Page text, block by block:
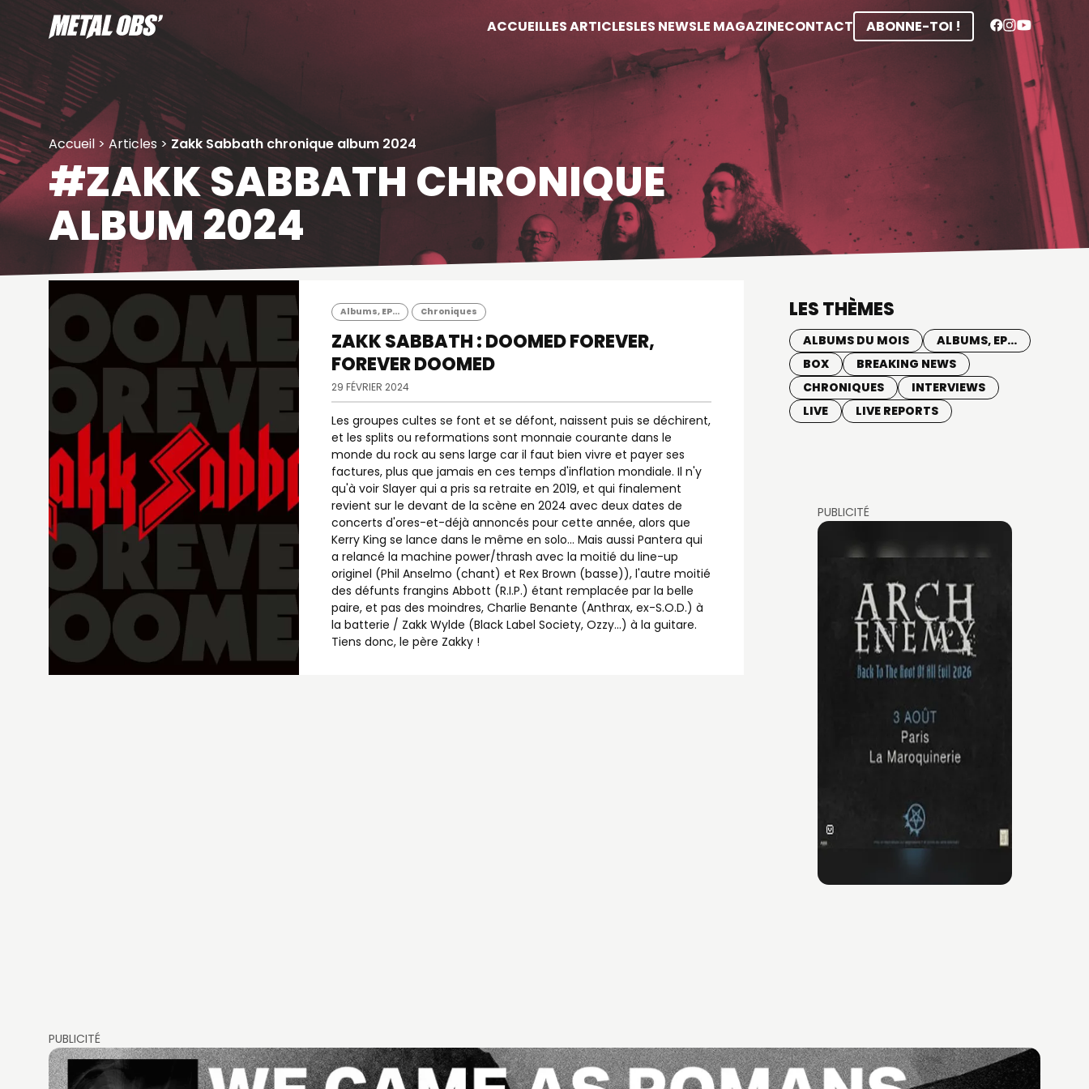
contenu
ACCUEILLES ARTICLESLES NEWSLE MAGAZINECONTACT ABONNE-TOI !
Accueil > Articles > Zakk Sabbath chronique album 2024
#ZAKK SABBATH CHRONIQUE
ALBUM 2024
Albums, EP... Chroniques
ZAKK SABBATH : DOOMED FOREVER,
FOREVER DOOMED
29 FÉVRIER 2024
Les groupes cultes se font et se défont, naissent puis se déchirent,
et les splits ou reformations sont monnaie courante dans le
monde du rock au sens large car il faut bien vivre et payer ses
factures, plus que jamais en ces temps d'inflation mondiale. Il n'y
qu'à voir Slayer qui a pris sa retraite en 2019, et qui finalement
revient sur le devant de la scène en 2024 avec deux dates de
concerts d'ores-et-déjà annoncés pour cette année, alors que
Kerry King se lance dans le même en solo... Mais aussi Pantera qui
a relancé la machine power/thrash avec la moitié du line-up
originel (Phil Anselmo (chant) et Rex Brown (basse)), l'autre moitié
des défunts frangins Abbott (R.I.P.) étant remplacée par la belle
paire, et pas des moindres, Charlie Benante (Anthrax, ex-S.O.D.) à
la batterie / Zakk Wylde (Black Label Society, Ozzy...) à la guitare.
Tiens donc, le père Zakky !
LES THÈMES
ALBUMS DU MOIS
ALBUMS, EP...
BOX
BREAKING NEWS
CHRONIQUES
INTERVIEWS
LIVE
LIVE REPORTS
PUBLICITÉ
PUBLICITÉ